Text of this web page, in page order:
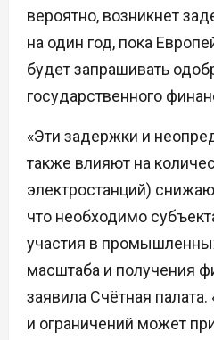
вероятно, возникнет
на один год, пока
будет запрашивать
государственного
«Эти задержки и
также влияют на
электростанций)
что необходимо
участия в
масштаба и получения
заявила Счётная
и ограничений может